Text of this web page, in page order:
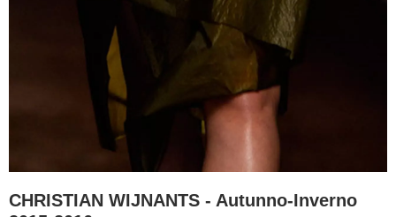
CHRISTIAN WIJNANTS - Autunno-Inverno